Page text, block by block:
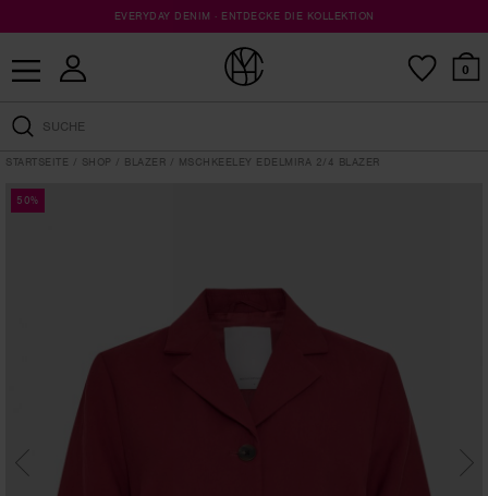
KOSTENLOSER VERSAND AB 100 €
EVERYDAY DENIM · ENTDECKE DIE KOLLEKTION
SHOP FINAL SALE · HIER KLICKEN
0
STARTSEITE SHOP BLAZER MSCHKEELEY EDELMIRA 2/4 BLAZER
50%